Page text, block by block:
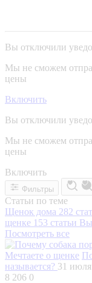
Вы отключили
Мы не сможем
цены
Включить
Вы отключили
Мы не сможем
цены
Включить
Фильтры
Статьи по теме
Щенок дома 282
щенке 153 статьи
Посмотреть все
Мечтаете о щенке
называется? 31
8 206 0